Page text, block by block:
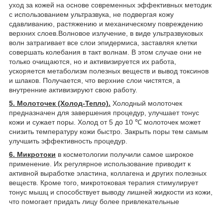
уход за кожей на основе современных эффективных методик
с использованием ультразвука, не подвергая кожу
сдавливанию, растяжению и механическому повреждению
верхних слоев.Волновое излучение, в виде ультразвуковых
волн затрагивает все слои эпидермиса, заставляя клетки
совершать колебания в такт волнам. В этом случае они не
только очищаются, но и активизируется их работа,
ускоряется метаболизм полезных веществ и вывод токсинов
и шлаков. Получается, что верхние слои чистятся, а
внутренние активизируют свою работу.
5. Молоточек (Холод-Тепло). Холодный молоточек
предназначен для завершения процедур, улучшает тонус
кожи и сужает поры. Холод от 5 до 10 ℃ молоточек может
снизить температуру кожи быстро. Закрыть поры тем самым
улучшить эффективность процедур.
6. Микротоки в косметологии получили самое широкое
применение. Их регулярное использование приводит к
активной выработке эластина, коллагена и других полезных
веществ. Кроме того, микротоковая терапия стимулирует
тонус мышц и способствует выводу лишней жидкости из кожи,
что помогает придать лицу более привлекательные